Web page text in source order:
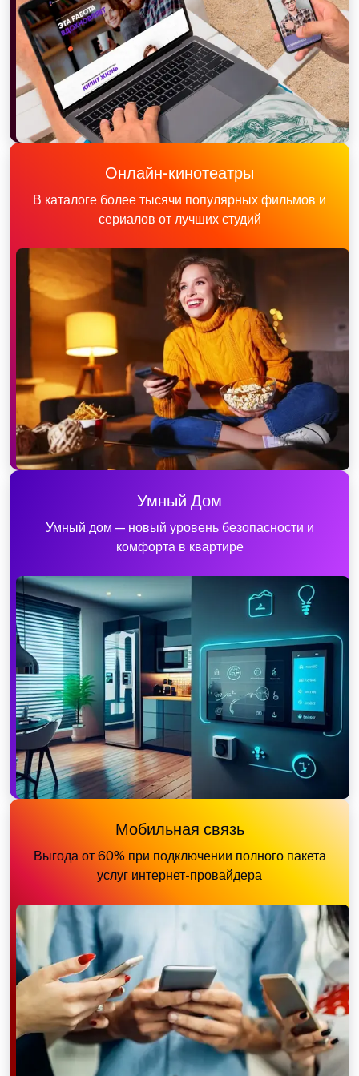
Онлайн-кинотеатры
В каталоге более тысячи популярных фильмов и
сериалов от лучших студий
Умный Дом
Умный дом — новый уровень безопасности и
комфорта в квартире
Мобильная связь
Выгода от 60% при подключении полного пакета
услуг интернет-провайдера